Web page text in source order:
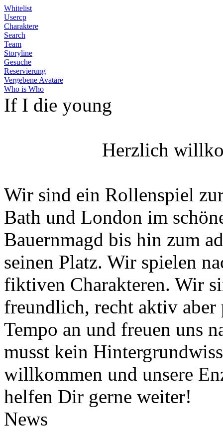
Whitelist
Usercp
Charaktere
Search
Team
Storyline
Gesuche
Reservierung
Vergebene Avatare
Who is Who
If I die young
Herzlich
Wir sind ein Rollenspiel
Bath und London im
Bauernmagd bis hin zum
seinen Platz. Wir spielen
fiktiven Charakteren. Wir
freundlich, recht aktiv aber
Tempo an und freuen uns
musst kein
willkommen und unsere
helfen Dir gerne weiter!
News